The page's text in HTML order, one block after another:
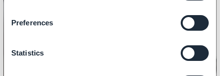
Preferences
Statistics